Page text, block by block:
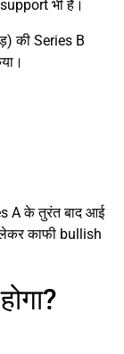
भी है।
की Series B
A के तुरंत बाद आई
काफी bullish